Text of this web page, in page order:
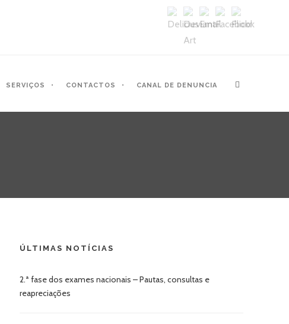
SERVIÇOS CONTACTOS CANAL DE DENUNCIA
ÚLTIMAS NOTÍCIAS
2.ª fase dos exames nacionais – Pautas, consultas e
reapreciações